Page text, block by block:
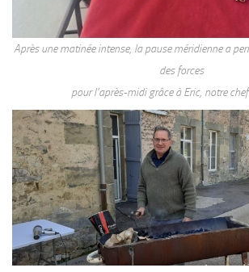
Après une matinée intense, la pause méridienne a
des forces
pour l’après-midi grâce à Eric, notre